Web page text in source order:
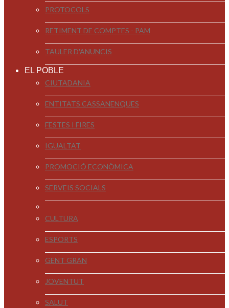
PROTOCOLS
RETIMENT DE COMPTES - PAM
TAULER D'ANUNCIS
EL POBLE
CIUTADANIA
ENTITATS CASSANENQUES
FESTES I FIRES
IGUALTAT
PROMOCIÓ ECONÒMICA
SERVEIS SOCIALS
CULTURA
ESPORTS
GENT GRAN
JOVENTUT
SALUT